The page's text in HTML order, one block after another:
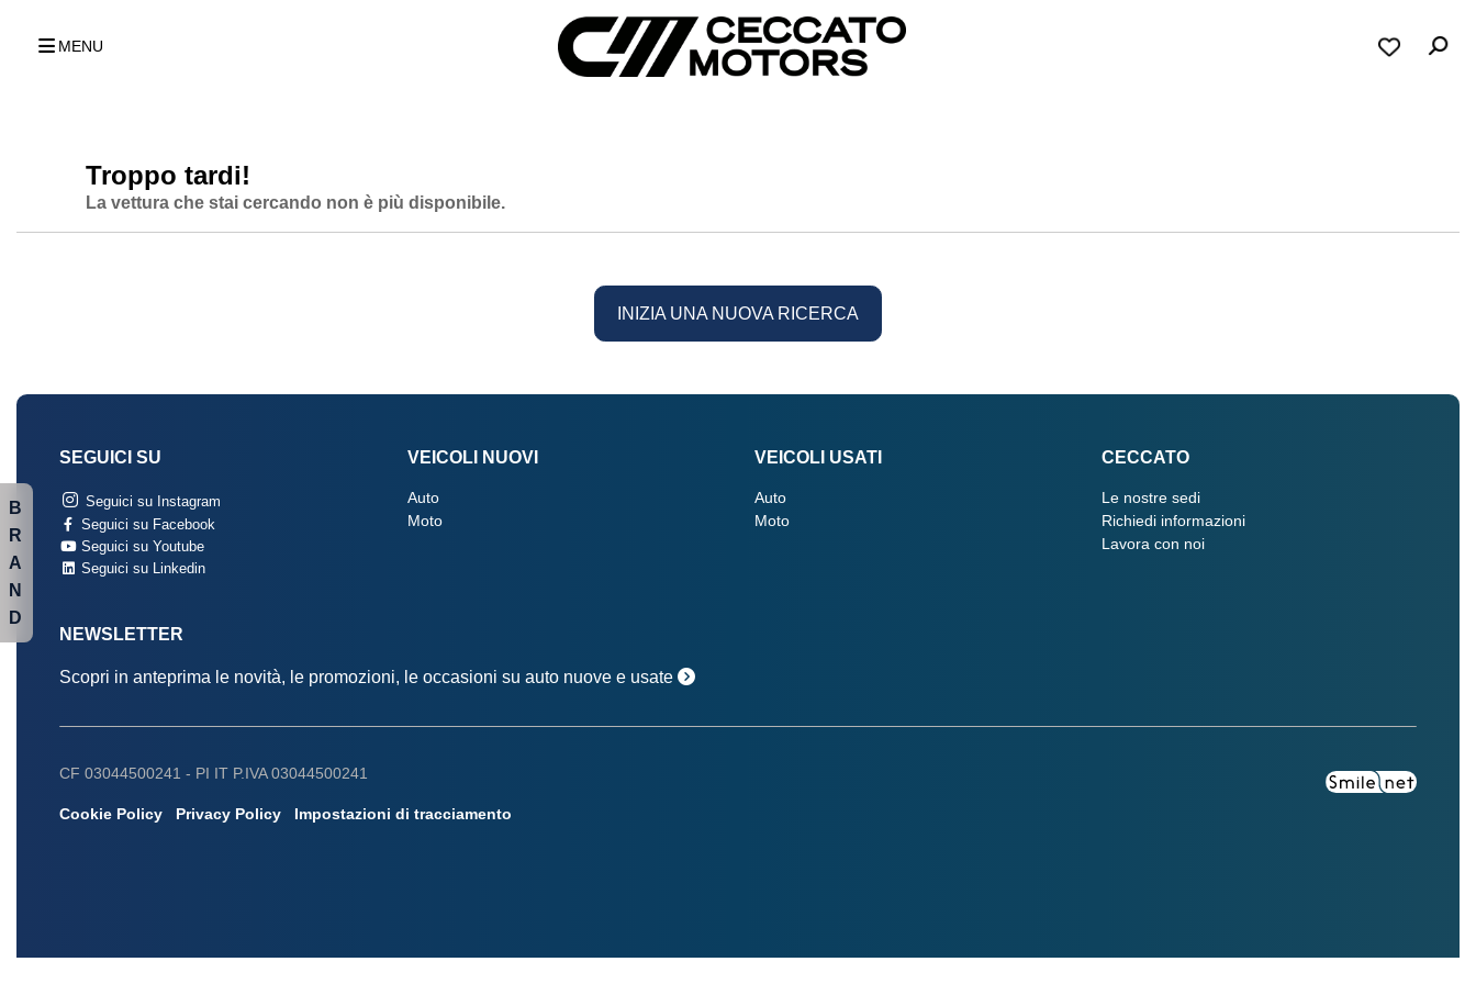
MENU
Troppo tardi!
La vettura che stai cercando non è più disponibile.
INIZIA UNA NUOVA RICERCA
SEGUICI SU
Seguici su Instagram
Seguici su Facebook
Seguici su Youtube
Seguici su Linkedin
VEICOLI NUOVI
Auto
Moto
VEICOLI USATI
Auto
Moto
CECCATO
Le nostre sedi
Richiedi informazioni
Lavora con noi
NEWSLETTER
Scopri in anteprima le novità, le promozioni, le occasioni su auto nuove e usate
CF 03044500241 - PI IT P.IVA 03044500241
Cookie Policy Privacy Policy Impostazioni di tracciamento
B
R
A
N
D